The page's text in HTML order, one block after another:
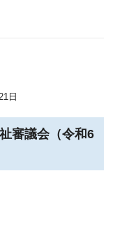
日
審議会（令和6